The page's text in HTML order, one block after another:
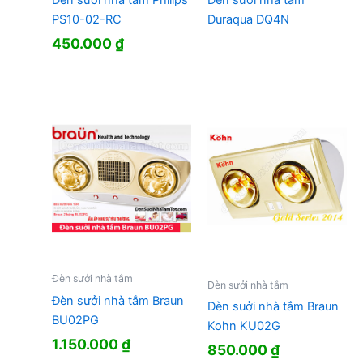
PS10-02-RC
450.000₫
Duraqua DQ4N
Đèn sưởi nhà tắm
Đèn sưởi nhà tắm Braun
BU02PG
1.150.000₫
Đèn sưởi nhà tắm
Ðèn suởi nhà tắm Braun
Kohn KU02G
850.000₫